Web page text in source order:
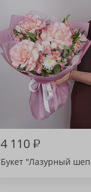
4 110₽
Букет "Лазурный